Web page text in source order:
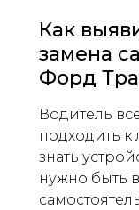
Как
замена
Форд
Водитель
подходить
знать
нужно быть